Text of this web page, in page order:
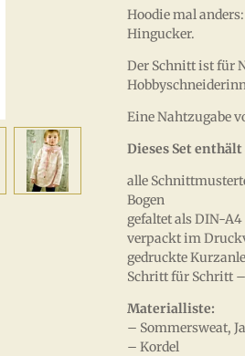
Hoodie mal
Hingucker.
Der Schnitt ist für
Eine Nahtzugabe
Dieses Set enthält
alle
Bogen
gefaltet als DIN-A4
verpackt im
gedruckte
Schritt für Schritt
Materialliste:
– Sommersweat,
– Kordel